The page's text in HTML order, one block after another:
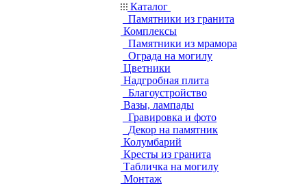
Каталог
Памятники из гранита
Комплексы
Памятники из мрамора
Ограда на могилу
Цветники
Надгробная плита
Благоустройство
Вазы, лампады
Гравировка и фото
Декор на памятник
Колумбарий
Кресты из гранита
Табличка на могилу
Монтаж